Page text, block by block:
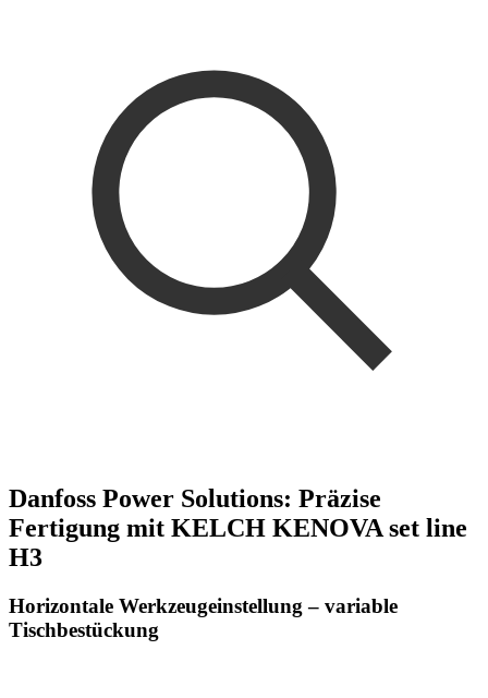
Danfoss Power Solutions: Präzise
Fertigung mit KELCH KENOVA set line
H3
Horizontale Werkzeugeinstellung – variable
Tischbestückung